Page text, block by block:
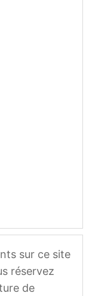
sur ce site
réservez
de